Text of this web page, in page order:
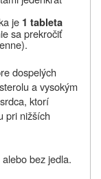
je 1 tableta
sa prekročiť
dospelých
a vysokým
ktorí
pri nižších
bez jedla.